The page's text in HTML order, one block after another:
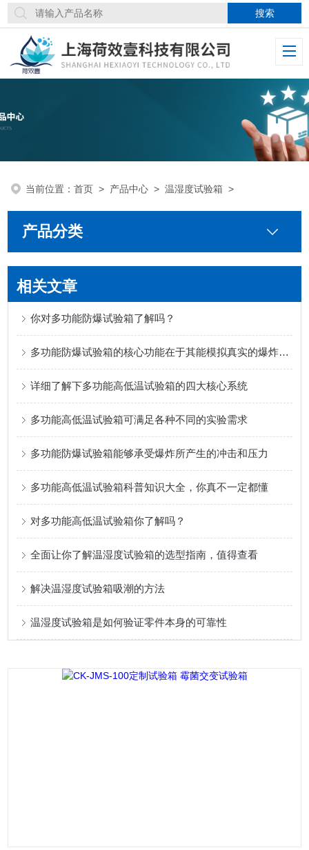
当前位置：首页 > 产品中心 >温湿度试验箱 >
产品分类
相关文章
你对多功能防爆试验箱了解吗？
多功能防爆试验箱的核心功能在于其能模拟真实的爆炸场景
详细了解下多功能高低温试验箱的四大核心系统
多功能高低温试验箱可满足各种不同的实验需求
多功能防爆试验箱能够承受爆炸所产生的冲击和压力
多功能高低温试验箱科普知识大全，你真不一定都懂
对多功能高低温试验箱你了解吗？
全面让你了解温湿度试验箱的选型指南，值得查看
解决温湿度试验箱吸潮的方法
温湿度试验箱是如何验证零件本身的可靠性